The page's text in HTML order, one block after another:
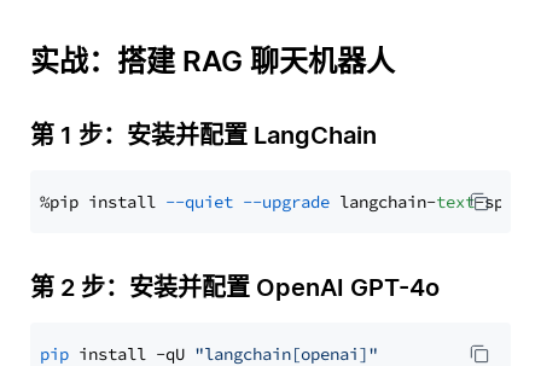
实战：搭建 RAG 聊天机器人
第 1 步：安装并配置 LangChain
%pip install --quiet --upgrade langchain-text
第 2 步：安装并配置 OpenAI GPT-4o
pip install -qU "langchain[openai]"